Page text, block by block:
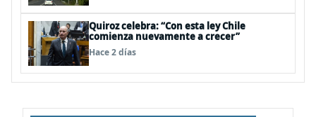
Quiroz celebra: “Con esta ley Chile
comienza nuevamente a crecer”
Hace 2 días